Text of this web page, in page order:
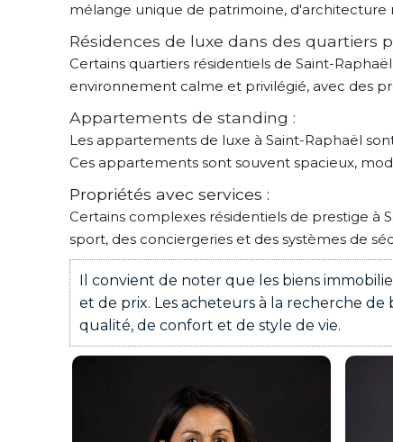
mélange unique de patrimoine,
Résidences de luxe dans des quartiers
Certains quartiers résidentiels de Saint-
environnement calme et privilégié, avec des
Appartements de standing :
Les appartements de luxe à Saint-Raphaël
Ces appartements sont souvent spacieux,
Propriétés avec services :
Certains complexes résidentiels de prestige à
sport, des conciergeries et des systèmes de
Il convient de noter que les biens
et de prix. Les acheteurs à la recherche
qualité, de confort et de style de vie.